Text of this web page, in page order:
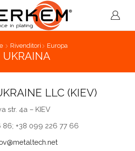
Rivenditori Europa
UKRAINA
LLC (KIEV)
str. 4a – KIEV
86; +38 099 226 77 66